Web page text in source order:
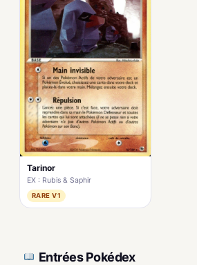
Tarinor
EX : Rubis & Saphir
RARE V1
Entrées Pokédex